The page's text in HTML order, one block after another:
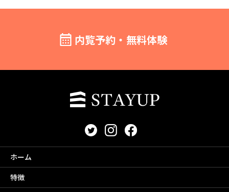
内覧予約・無料体験
ホーム
特徴